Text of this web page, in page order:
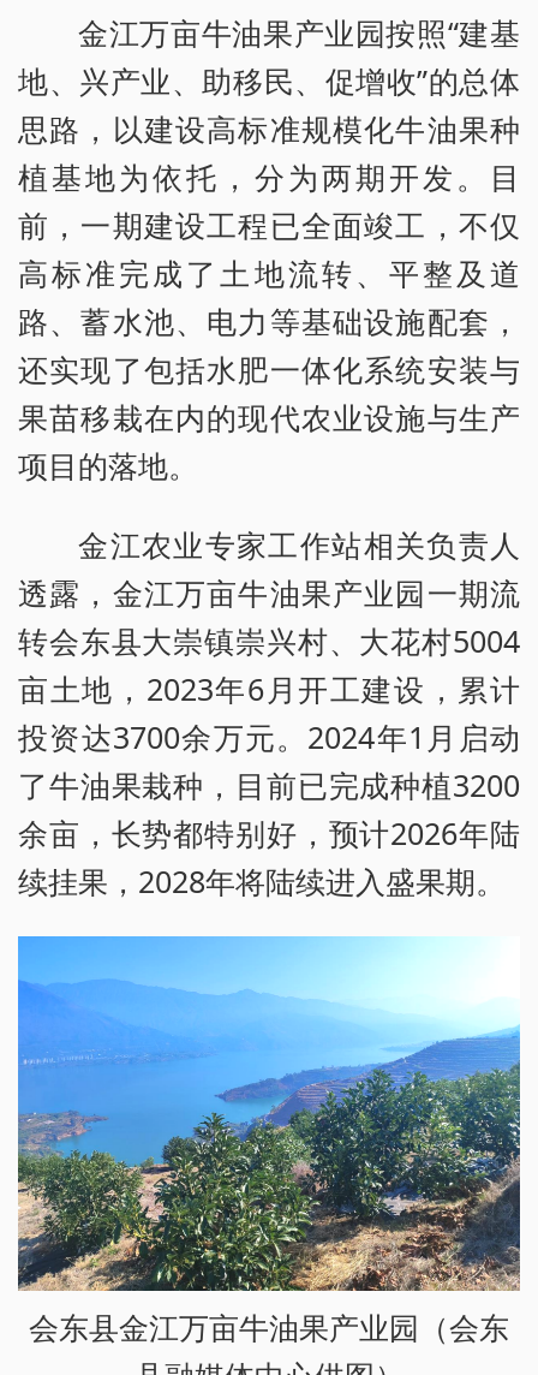
金江万亩牛油果产业园按照“建基
地、兴产业、助移民、促增收”的总体
思路，以建设高标准规模化牛油果种
植基地为依托，分为两期开发。目
前，一期建设工程已全面竣工，不仅
高标准完成了土地流转、平整及道
路、蓄水池、电力等基础设施配套，
还实现了包括水肥一体化系统安装与
果苗移栽在内的现代农业设施与生产
项目的落地。
金江农业专家工作站相关负责人
透露，金江万亩牛油果产业园一期流
转会东县大崇镇崇兴村、大花村5004
亩土地，2023年6月开工建设，累计
投资达3700余万元。2024年1月启动
了牛油果栽种，目前已完成种植3200
余亩，长势都特别好，预计2026年陆
续挂果，2028年将陆续进入盛果期。
会东县金江万亩牛油果产业园（会东